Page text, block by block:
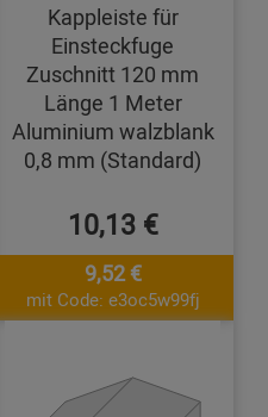
Kappleiste für
Einsteckfuge
Zuschnitt 120 mm
Länge 1 Meter
Aluminium walzblank
0,8 mm (Standard)
10,13 €
9,52 €
mit Code: e3oc5w99fj